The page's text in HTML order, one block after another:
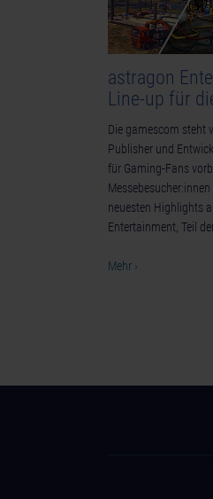
astragon
Line-up für
Die gamescom steht
Publisher und
für Gaming-Fans
neuesten Highlights
Entertainment, Teil
Mehr ›